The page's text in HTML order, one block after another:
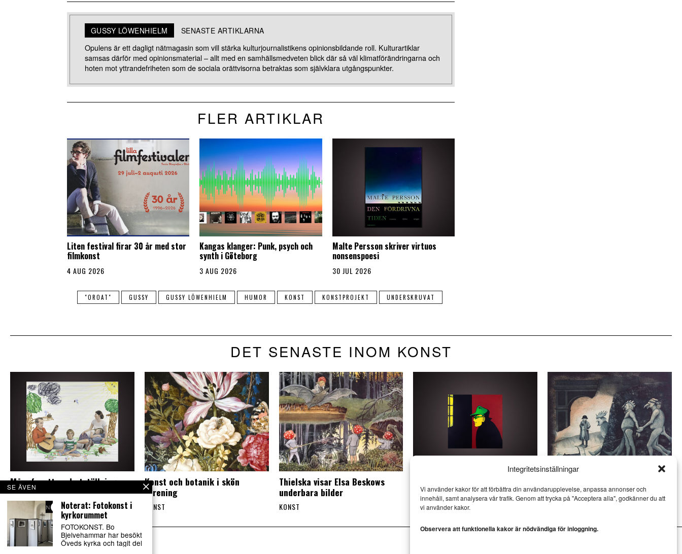
Integritetsinställningar
Vi använder kakor för att förbättra din användarupplevelse, anpassa annonser och
innehåll, samt analysera vår trafik. Genom att trycka på "Acceptera alla", godkänner du att
vi använder kakor.
Observera att funktionella kakor är nödvändiga för inloggning.
GUSSY LÖWENHIELM SENASTE ARTIKLARNA
Opulens är ett dagligt nätmagasin som vill stärka kulturjournalistikens opinionsbildande roll. Kulturartiklar
samsas därför med opinionsmaterial – allt med en samhällsmedveten blick där så väl klimatförändringarna och
hoten mot yttrandefriheten som de sociala orättvisorna betraktas som självklara utgångspunkter.
FLER ARTIKLAR
Liten festival firar 30 år med stor
filmkonst
4 AUG 2026
Kangas klanger: Punk, psych och
synth i Göteborg
3 AUG 2026
Malte Persson skriver virtuos
nonsenspoesi
30 JUL 2026
"OROAT" GUSSY GUSSY LÖWENHIELM HUMOR KONST KONSTPROJEKT UNDERSKRUVAT
DET SENASTE INOM KONST
Mångfasetterad utställning om
fenomenet familj
Konst och botanik i skön
förening
KONST
Thielska visar Elsa Beskows
underbara bilder
KONST
besök i Eslöv
KONST
med värme
SE ÄVEN
Noterat: Fotokonst i
kyrkorummet
FOTOKONST. Bo
Bjelvehammar har besökt
Öveds kyrka och tagit del